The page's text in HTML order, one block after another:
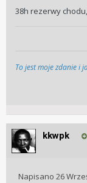
38h rezerwy
To jest moje zdanie i
kkwpk
Napisano 26